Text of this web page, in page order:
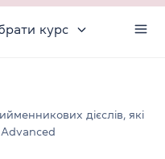
курс
дієслів, які
Advanced